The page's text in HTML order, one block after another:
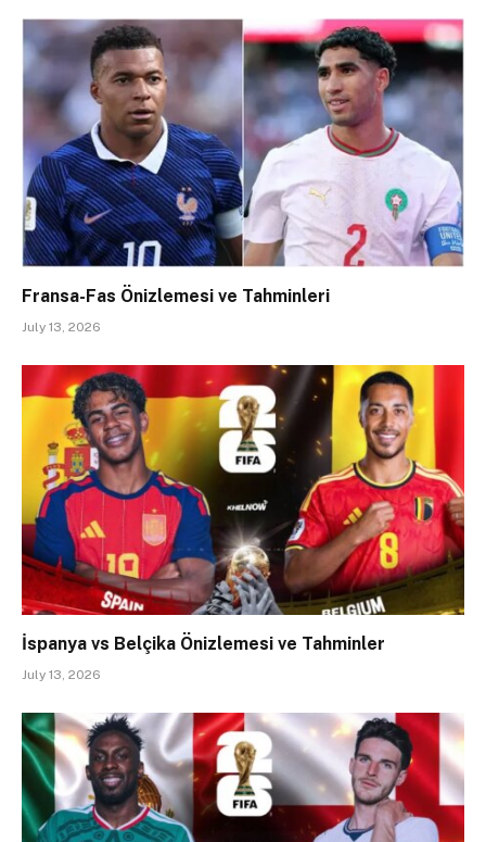
Fransa-Fas Önizlemesi ve Tahminleri
July 13, 2026
İspanya vs Belçika Önizlemesi ve Tahminler
July 13, 2026